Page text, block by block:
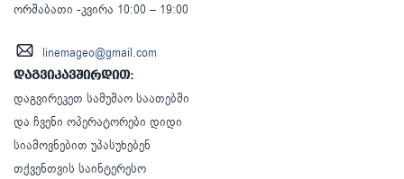
ორშაბათი -კვირა 10:00 – 19:00
linemageo@gmail.com
დაგვიკავშირდით:
დაგვირეკეთ სამუშაო საათებში
და ჩვენი ოპერატორები დიდი
სიამოვნებით უპასუხებენ
თქვენთვის საინტერესო